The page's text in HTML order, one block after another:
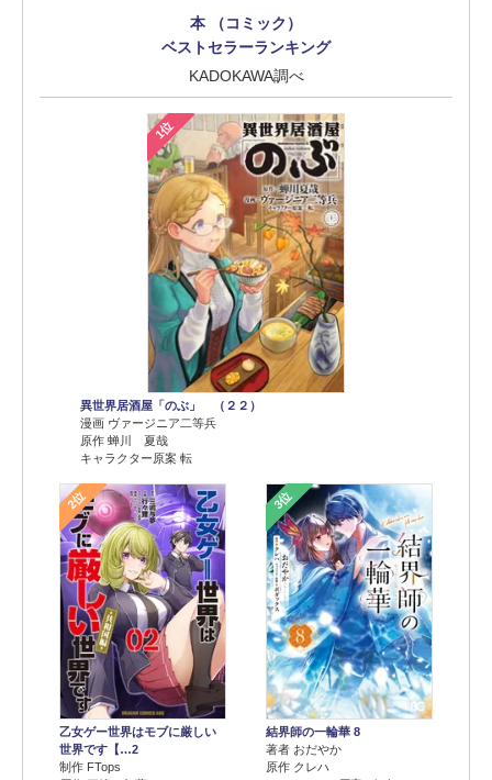
本 （コミック）
ベストセラーランキング
KADOKAWA調べ
1位
異世界居酒屋「のぶ」 （２２）
漫画 ヴァージニア二等兵
原作 蝉川 夏哉
キャラクター原案 転
2位
乙女ゲー世界はモブに厳しい
世界です【…2
制作 FTops
3位
結界師の一輪華 8
著者 おだやか
原作 クレハ